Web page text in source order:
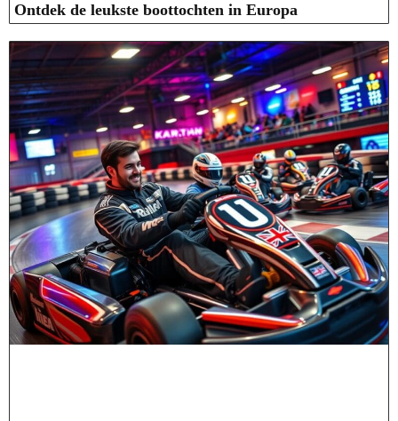
Ontdek de leukste boottochten in Europa